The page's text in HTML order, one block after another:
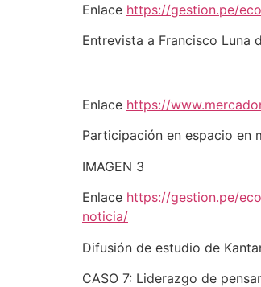
Enlace https://gestion.pe/
Entrevista a Francisco Luna
Enlace https://
Participación en espacio en
IMAGEN 3
Enlace https://gestion.pe/
noticia/
Difusión de estudio de
CASO 7: Liderazgo de